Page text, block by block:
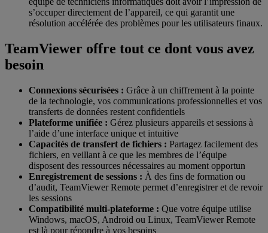
s’occuper directement de l’appareil, ce qui garantit une
résolution accélérée des problèmes pour les utilisateurs finaux.
TeamViewer offre tout ce dont vous avez
besoin
Connexions sécurisées : Grâce à un chiffrement à la pointe
de la technologie, vos communications professionnelles et vos
transferts de données restent confidentiels
Plateforme unifiée : Gérez plusieurs appareils et sessions à
l’aide d’une interface unique et intuitive
Capacités de transfert de fichiers : Partagez facilement des
fichiers, en veillant à ce que les membres de l’équipe
disposent des ressources nécessaires au moment opportun
Enregistrement de sessions : À des fins de formation ou
d’audit, TeamViewer Remote permet d’enregistrer et de revoir
les sessions
Compatibilité multi-plateforme : Que votre équipe utilise
Windows, macOS, Android ou Linux, TeamViewer Remote
est là pour répondre à vos besoins